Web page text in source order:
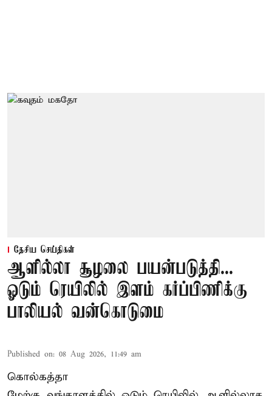
தேசிய செய்திகள்
ஆளில்லா சூழலை பயன்படுத்தி...
ஓடும் ரெயிலில் இளம் கர்ப்பிணிக்கு
பாலியல் வன்கொடுமை
Published on: 08 Aug 2026, 11:49 am
கொல்கத்தா